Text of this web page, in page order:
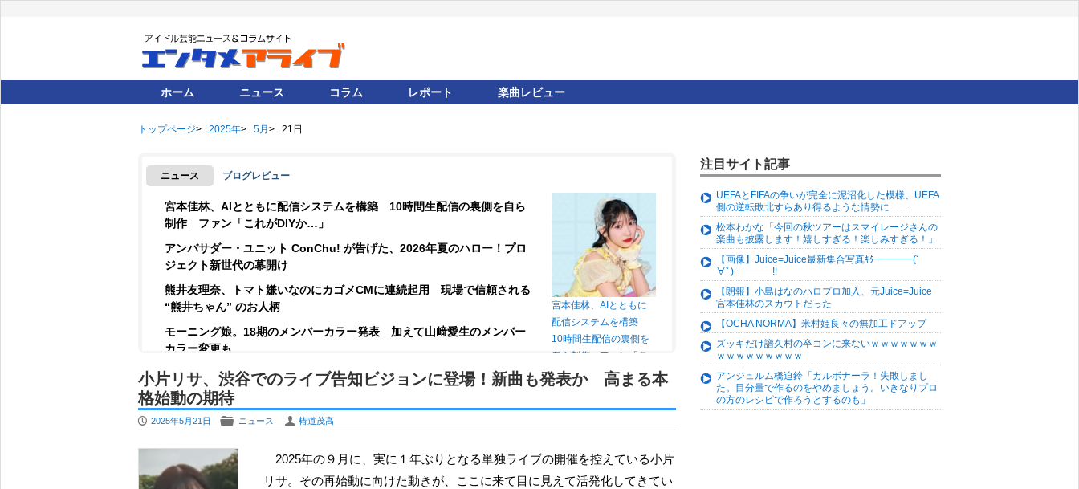
ホーム ニュース コラム レポート 楽曲レビュー
トップページ 2025年 5月 21日
ニュース ブログレビュー
宮本佳林、AIとともに配信システムを構築 10時間生配信の裏側を自ら
制作 ファン「これがDIYか…」
アンバサダー・ユニット ConChu! が告げた、2026年夏のハロー！プロ
ジェクト新世代の幕開け
熊井友理奈、トマト嫌いなのにカゴメCMに連続起用 現場で信頼される
“熊井ちゃん” のお人柄
モーニング娘。18期のメンバーカラー発表 加えて山﨑愛生のメンバー
カラー変更も
夏焼雅、アイドルオーディションを総合プロデュース！アイドル×ROCK
で「次代のロック」目指す
OCHA NORMA 北原もも、待望の初写真集『もももてぃーん。』発売決
定 ”妖艶” と “天真爛漫” の間で
牧野真莉愛、卒業後にインスタ更新 相変わらずの “牧野節” にファンも
安堵
宮本佳林、AIとともに
配信システムを構築
10時間生配信の裏側を
自ら制作 ファン「こ
れがDIYか…」
小片リサ、渋谷でのライブ告知ビジョンに登場！新曲も発表か 高まる本
格始動の期待
P 2025年5月21日 F ニュース U 椿道茂高
2025年の９月に、実に１年ぶりとなる単独ライブの開催を控えている小片
リサ。その再始動に向けた動きが、ここに来て目に見えて活発化してきてい
注目サイト記事
UEFAとFIFAの争いが完全に泥沼化した模様、UEFA
側の逆転敗北すらあり得るような情勢に……
松本わかな「今回の秋ツアーはスマイレージさんの
楽曲も披露します！嬉しすぎる！楽しみすぎる！」
【画像】Juice=Juice最新集合写真ｷﾀ━━━━(ﾟ
∀ﾟ)━━━━!!
【朗報】小島はなのハロプロ加入、元Juice=Juice
宮本佳林のスカウトだった
【OCHA NORMA】米村姫良々の無加工ドアップ
ズッキだけ譜久村の卒コンに来ないｗｗｗｗｗｗｗ
ｗｗｗｗｗｗｗｗｗ
アンジュルム橋迫鈴「カルボナーラ！失敗しまし
た。目分量で作るのをやめましょう。いきなりプロ
の方のレシピで作ろうとするのも」